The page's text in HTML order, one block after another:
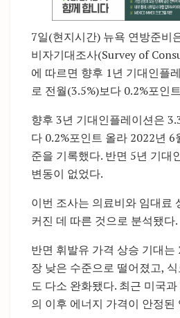
7일(현지시간) 뉴욕 연방준비
비자기대조사(Survey of
에 따르면 향후 1년 기대인플
로 전월(3.5%)보다 0.2%포인
향후 3년 기대인플레이션은
다 0.2%포인트 올라 2022년 6
준을 기록했다. 반면 5년 기대
변동이 없었다.
이번 조사는 의료비와 임대료
커진 데 따른 것으로 분석됐다.
반면 휘발유 가격 상승 기대
장 낮은 수준으로 떨어졌고,
도 다소 완화됐다. 최근 미국
의 이후 에너지 가격이 안정된